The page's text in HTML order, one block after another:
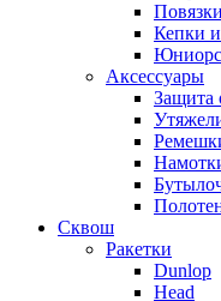
Кепки
Аксессуары
Защита
Сквош
Ракетки
Dunlop
Head